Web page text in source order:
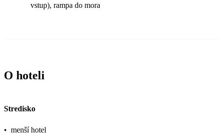
vstup), rampa do mora
O hoteli
Stredisko
• menší hotel